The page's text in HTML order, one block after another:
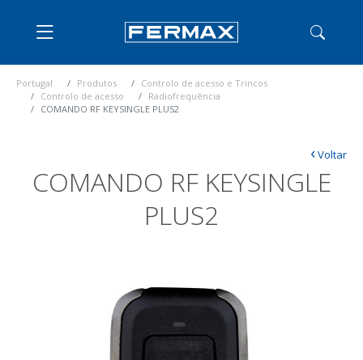
Portugal Produtos
Controlo de acesso e Trincos
Controlo de acesso
Radiofrequência
COMANDO RF KEYSINGLE PLUS2
COMANDO RF KEYSINGLE
PLUS2
‹Voltar